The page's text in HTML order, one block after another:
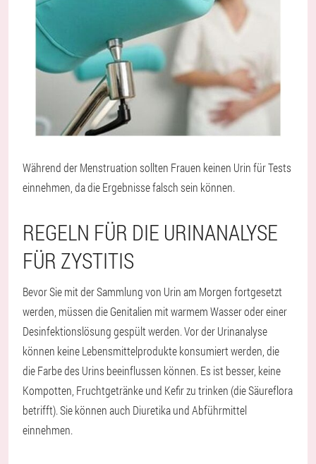
Während der Menstruation sollten Frauen keinen Urin für Tests
einnehmen, da die Ergebnisse falsch sein können.
REGELN FÜR DIE URINANALYSE
FÜR ZYSTITIS
Bevor Sie mit der Sammlung von Urin am Morgen fortgesetzt
werden, müssen die Genitalien mit warmem Wasser oder einer
Desinfektionslösung gespült werden. Vor der Urinanalyse
können keine Lebensmittelprodukte konsumiert werden, die
die Farbe des Urins beeinflussen können. Es ist besser, keine
Kompotten, Fruchtgetränke und Kefir zu trinken (die Säureflora
betrifft). Sie können auch Diuretika und Abführmittel
einnehmen.